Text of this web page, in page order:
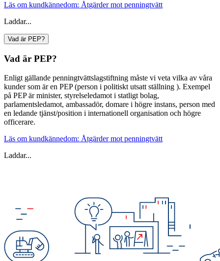
Läs om kundkännedom: Åtgärder mot penningtvätt
Laddar...
Vad är PEP?
Vad är PEP?
Enligt gällande penningtvättslagstiftning måste vi veta vilka av våra
kunder som är en PEP (person i politiskt utsatt ställning ). Exempel
på PEP är minister, styrelseledamot i statligt bolag,
parlamentsledamot, ambassadör, domare i högre instans, person med
en ledande tjänst/position i internationell organisation och högre
officerare.
Läs om kundkännedom: Åtgärder mot penningtvätt
Laddar...